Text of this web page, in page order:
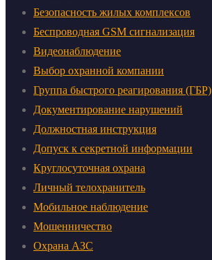
Безопасность жилых комплексов
Беспроводная GSM сигнализация
Видеонаблюдение
Выбор охранной компании
Группа быстрого реагирования (ГБР)
Документирование нарушений
Должностная инструкция
Допуск к секретной информации
Круглосуточная охрана
Личный телохранитель
Мобильное наблюдение
Мошенничество
Охрана АЗС